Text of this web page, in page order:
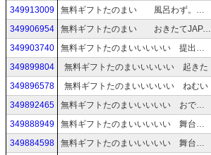
349913009
無料ギフトたのまい 風呂わず。サラダ食べちゃダメか？
349906954
無料ギフトたのまい おきたてJAPAN
349903740
無料ギフトたのまいいいいい 提出物出したりする
349899804
無料ギフトたのまいいいいい 起きた
349896578
無料ギフトたのまいいいいい ねむい
349892465
無料ギフトたのまいいいいい おでかけ準備🎵
349888949
無料ギフトたのまいいいいい 舞台終わった🎭ごめんね、打ち上げにはいけません。
349884598
無料ギフトたのまいいいいい 舞台最終日！！